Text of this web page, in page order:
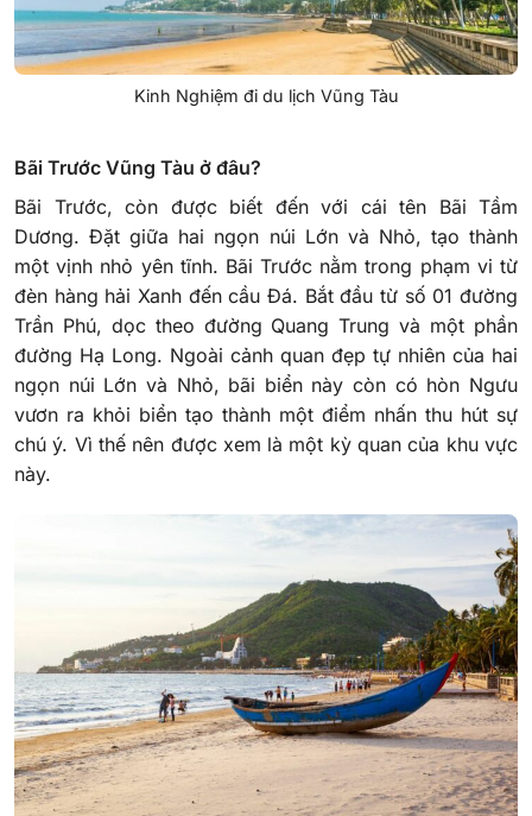
Kinh Nghiệm đi du lịch Vũng Tàu
Bãi Trước Vũng Tàu ở đâu?
Bãi Trước, còn được biết đến với cái tên Bãi Tầm
Dương. Đặt giữa hai ngọn núi Lớn và Nhỏ, tạo thành
một vịnh nhỏ yên tĩnh. Bãi Trước nằm trong phạm vi từ
đèn hàng hải Xanh đến cầu Đá. Bắt đầu từ số 01 đường
Trần Phú, dọc theo đường Quang Trung và một phần
đường Hạ Long. Ngoài cảnh quan đẹp tự nhiên của hai
ngọn núi Lớn và Nhỏ, bãi biển này còn có hòn Ngưu
vươn ra khỏi biển tạo thành một điểm nhấn thu hút sự
chú ý. Vì thế nên được xem là một kỳ quan của khu vực
này.